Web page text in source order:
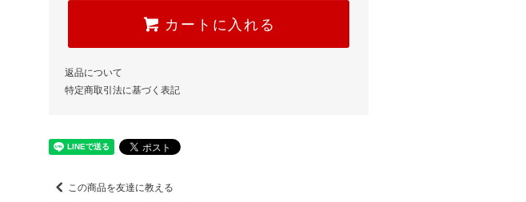
カートに入れる
返品について
特定商取引法に基づく表記
この商品を友達に教える